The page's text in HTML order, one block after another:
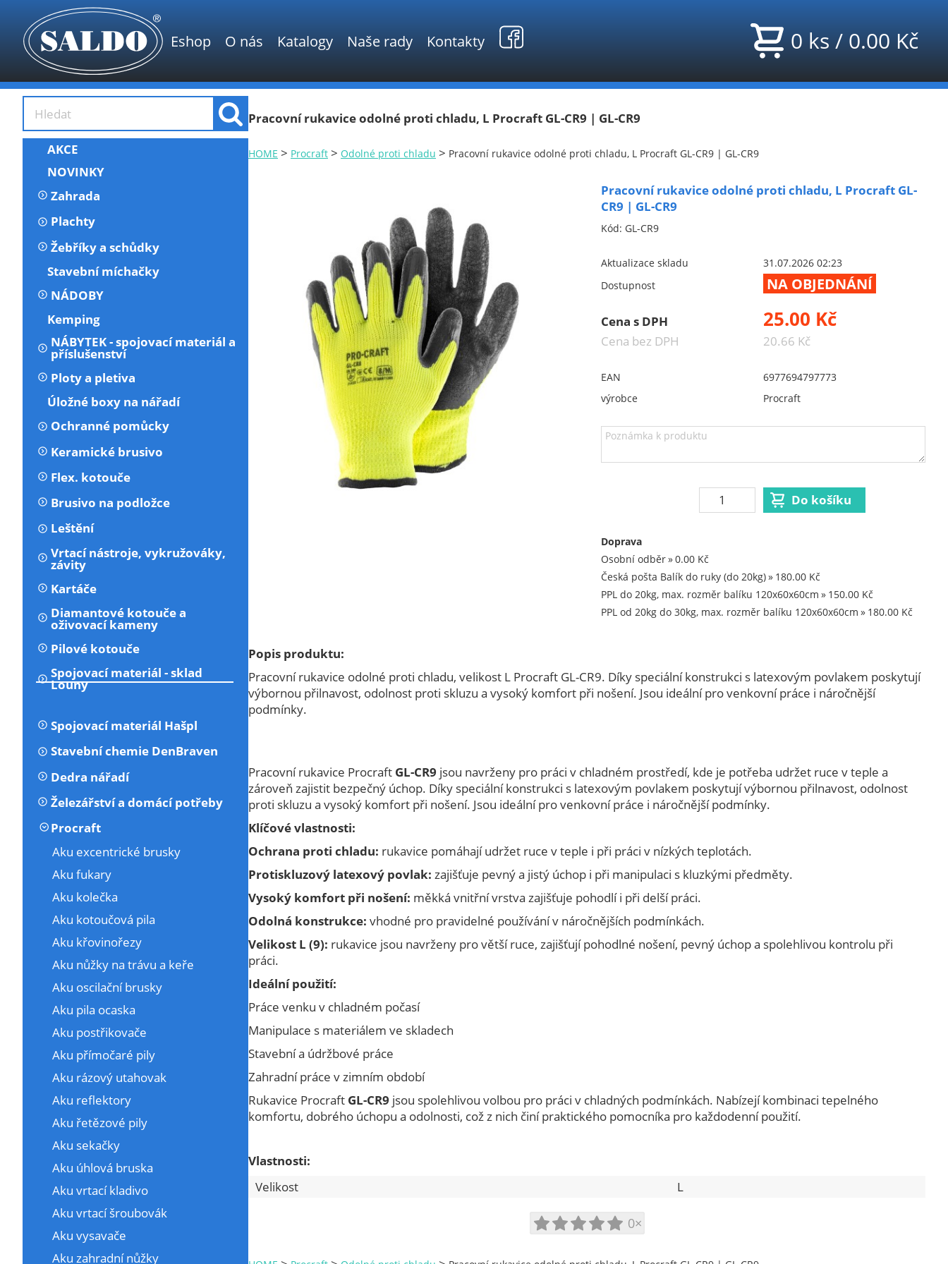
Eshop O nás Katalogy Naše rady Kontakty 0ks/0.00Kč
AKCE
NOVINKY
Zahrada
Plachty
Žebříky a schůdky
Stavební míchačky
NÁDOBY
Kemping
NÁBYTEK - spojovací materiál a
příslušenství
Ploty a pletiva
Úložné boxy na nářadí
Ochranné pomůcky
Keramické brusivo
Flex. kotouče
Brusivo na podložce
Leštění
Vrtací nástroje, vykružováky,
závity
Kartáče
Diamantové kotouče a
oživovací kameny
Pilové kotouče
Spojovací materiál - sklad
Louny
Spojovací materiál Hašpl
Stavební chemie DenBraven
Dedra nářadí
Železářství a domácí potřeby
Procraft
Aku excentrické brusky
Aku fukary
Aku kolečka
Aku kotoučová pila
Aku křovinořezy
Aku nůžky na trávu a keře
Aku oscilační brusky
Aku pila ocaska
Aku postřikovače
Aku přímočaré pily
Aku rázový utahovak
Aku reflektory
Aku řetězové pily
Aku sekačky
Aku úhlová bruska
Aku vrtací kladivo
Aku vrtací šroubovák
Aku vysavače
Aku zahradní nůžky
Pracovní rukavice odolné proti chladu, L Procraft GL-CR9 | GL-CR9
HOME > Procraft > Odolné proti chladu > Pracovní rukavice odolné proti chladu, L Procraft GL-CR9 | GL-CR9
Pracovní rukavice odolné proti chladu, L Procraft GL-
CR9 | GL-CR9
Kód: GL-CR9
Aktualizace skladu
31.07.2026 02:23
Dostupnost
NA OBJEDNÁNÍ
Cena s DPH 25.00 Kč
Cena bez DPH 20.66 Kč
EAN
6977694797773
výrobce
Procraft
Doprava
Osobní odběr
0.00 Kč
Česká pošta Balík do ruky (do 20kg)
180.00 Kč
PPL do 20kg, max. rozměr balíku 120x60x60cm
150.00 Kč
PPL od 20kg do 30kg, max. rozměr balíku 120x60x60cm
180.00 Kč
Popis produktu:
Pracovní rukavice odolné proti chladu, velikost L Procraft GL-CR9. Díky speciální konstrukci s latexovým povlakem poskytují
výbornou přilnavost, odolnost proti skluzu a vysoký komfort při nošení. Jsou ideální pro venkovní práce i náročnější
podmínky.
Pracovní rukavice Procraft GL-CR9 jsou navrženy pro práci v chladném prostředí, kde je potřeba udržet ruce v teple a
zároveň zajistit bezpečný úchop. Díky speciální konstrukci s latexovým povlakem poskytují výbornou přilnavost, odolnost
proti skluzu a vysoký komfort při nošení. Jsou ideální pro venkovní práce i náročnější podmínky.
Klíčové vlastnosti:
Ochrana proti chladu: rukavice pomáhají udržet ruce v teple i při práci v nízkých teplotách.
Protiskluzový latexový povlak: zajišťuje pevný a jistý úchop i při manipulaci s kluzkými předměty.
Vysoký komfort při nošení: měkká vnitřní vrstva zajišťuje pohodlí i při delší práci.
Odolná konstrukce: vhodné pro pravidelné používání v náročnějších podmínkách.
Velikost L (9): rukavice jsou navrženy pro větší ruce, zajišťují pohodlné nošení, pevný úchop a spolehlivou kontrolu při
práci.
Ideální použití:
Práce venku v chladném počasí
Manipulace s materiálem ve skladech
Stavební a údržbové práce
Zahradní práce v zimním období
Rukavice Procraft GL-CR9 jsou spolehlivou volbou pro práci v chladných podmínkách. Nabízejí kombinaci tepelného
komfortu, dobrého úchopu a odolnosti, což z nich činí praktického pomocníka pro každodenní použití.
Vlastnosti:
Velikost
L
0×